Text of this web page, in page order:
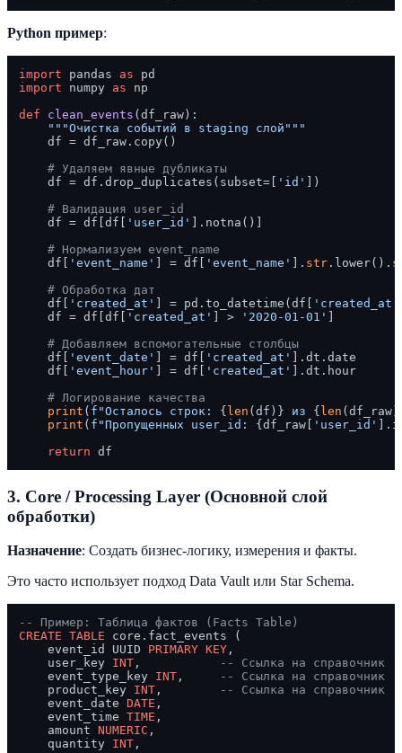
Python пример:
import pandas as
import numpy as np
def
clean_events ( df_raw ):
"""Очистка событий в staging слой"""
    df = df_raw.copy()
# Удаляем явные дубликаты
    df = df.drop_duplicates(subset=[
'id'
])
# Валидация user_id
    df = df[df[
'user_id'
].notna()]
# Нормализуем event_name
    df[
'event_name' ] = df[ 'event_name' ]. str .lower().
# Обработка дат
    df[
'created_at' ] = pd.to_datetime(df[ 'created_at'
    df = df[df[
'created_at' ] > '2020-01-01'
# Добавляем вспомогательные столбцы
    df[
'event_date' ] = df[ 'created_at'
].dt.date
    df[
'event_hour' ] = df[ 'created_at'
].dt.hour
# Логирование качества
print ( f"Осталось строк: { len (df)} из { len
print ( f"Пропущенных user_id: {df_raw[ 'user_id'
return
3. Core / Processing Layer (Основной слой
обработки)
Назначение: Создать бизнес-логику, измерения и факты.
Это часто использует подход Data Vault или Star Schema.
-- Пример: Таблица фактов (Facts Table)
CREATE TABLE core.fact_events (
    event_id UUID
PRIMARY KEY ,
    user_key
INT ,
-- Ссылка на справочник
    event_type_key
INT ,
-- Ссылка на справочник
    product_key
INT ,
-- Ссылка на справочник
    event_date
DATE ,
    event_time
TIME ,
    amount
NUMERIC ,
    quantity
INT ,